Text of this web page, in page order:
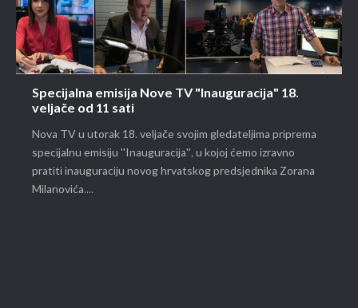
Specijalna emisija Nove TV "Inauguracija" 18.
veljače od 11 sati
Nova TV u utorak 18. veljače svojim gledateljima priprema
specijalnu emisiju ''Inauguracija'', u kojoj ćemo izravno
pratiti inauguraciju novog hrvatskog predsjednika Zorana
Milanovića....